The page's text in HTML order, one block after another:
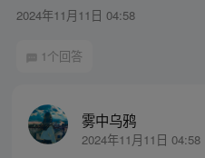
2024年11月11日 04:58
1个回答
雾中乌鸦
2024年11月11日 04:58